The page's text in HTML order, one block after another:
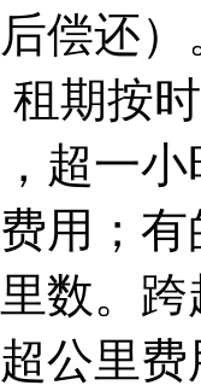
偿还
期按
超一
用；
数。
公里